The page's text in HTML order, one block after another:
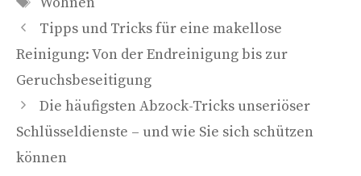
Tipps und Tricks für eine makellose
Reinigung: Von der Endreinigung bis zur
Geruchsbeseitigung
Die häufigsten Abzock-Tricks unseriöser
Schlüsseldienste – und wie Sie sich schützen
können